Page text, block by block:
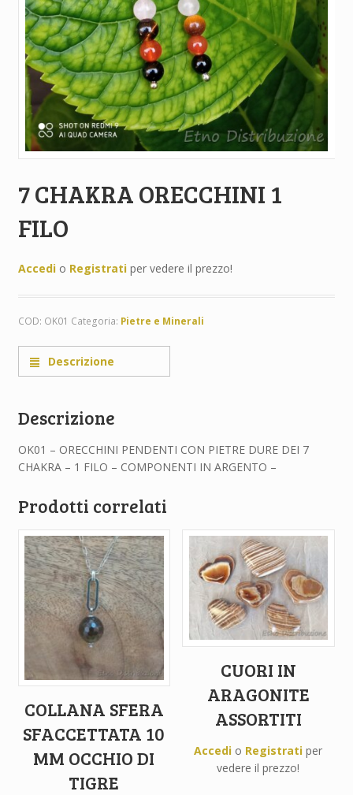
7 CHAKRA ORECCHINI 1
FILO
Accedio Registratiper vedere il prezzo!
COD: OK01 Categoria: Pietre e Minerali
Descrizione
Descrizione
OK01 – ORECCHINI PENDENTI CON PIETRE DURE DEI 7
CHAKRA – 1 FILO – COMPONENTI IN ARGENTO –
Prodotti correlati
COLLANA SFERA
SFACCETTATA 10
MM OCCHIO DI
TIGRE
CUORI IN
ARAGONITE
ASSORTITI
Accedi o Registrati per
vedere il prezzo!